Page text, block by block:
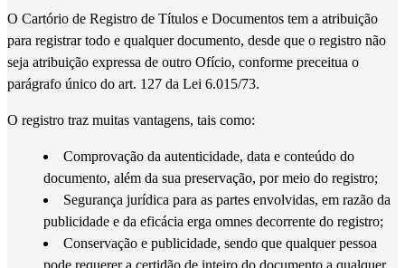
O Cartório de Registro de Títulos e Documentos tem a atribuição
para registrar todo e qualquer documento, desde que o registro não
seja atribuição expressa de outro Ofício, conforme preceitua o
parágrafo único do art. 127 da Lei 6.015/73.
O registro traz muitas vantagens, tais como:
Comprovação da autenticidade, data e conteúdo do
documento, além da sua preservação, por meio do registro;
Segurança jurídica para as partes envolvidas, em razão da
publicidade e da eficácia erga omnes decorrente do registro;
Conservação e publicidade, sendo que qualquer pessoa